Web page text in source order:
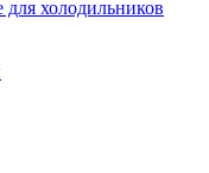
холодильников